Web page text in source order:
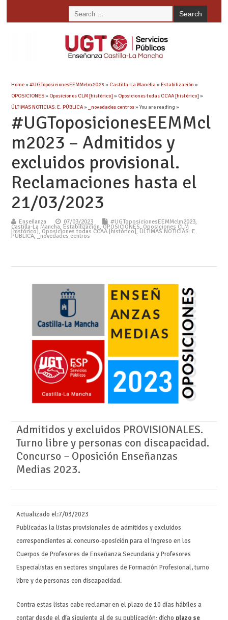
Home»#UGToposicionesEEMMclm2023 » Castilla-La Mancha »Estabilización »
OPOSICIONES» Oposiciones CLM [histórico] » Oposiciones todas CCAA [histórico] »
ÚLTIMAS NOTICIAS: E. PÚBLICA» _novedades centros» You are reading »
#UGToposicionesEEMMcl
m2023 – Admitidos y
excluidos provisional.
Reclamaciones hasta el
21/03/2023
Enseñanza 07/03/2023 #UGToposicionesEEMMclm2023,
Castilla-La Mancha, Estabilización,OPOSICIONES,Oposiciones CLM
[histórico], Oposiciones todas CCAA [histórico], ÚLTIMAS NOTICIAS: E.
PÚBLICA,_novedades centros
Admitidos y excluidos PROVISIONALES.
Turno libre y personas con discapacidad.
Concurso – Oposición Enseñanzas
Medias 2023.
Actualizado el:7/03/2023
Publicadas la listas provisionales de admitidos y excluidos
correspondientes al concurso-oposición para el ingreso en los
Cuerpos de Profesores de Enseñanza Secundaria y Profesores
Especialistas en sectores singulares de Formación Profesional, turno
libre y de personas con discapacidad.
Contra estas listas cabe reclamar en el plazo de 10 días hábiles a
contar desde el día siguiente al de su publicación; dicho plazo se